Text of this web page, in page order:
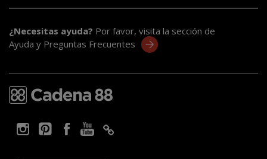
¿Necesitas ayuda? Por favor, visita la sección de
Ayuda y Preguntas Frecuentes